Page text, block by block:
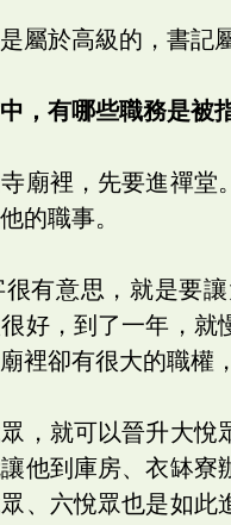
屬於高級的，書記
，有哪些職務是被
廟裡，先要進禪
的職事。
很有意思，就是要
好，到了一年，
裡卻有很大的職權
，就可以晉升大
他到庫房、衣缽
、六悅眾也是如